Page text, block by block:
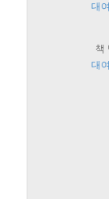
대
책
대